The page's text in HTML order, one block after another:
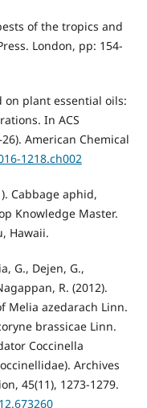
of the tropics and
London, pp: 154-
on plant essential oils:
In ACS
American Chemical
1218.ch002
Cabbage aphid,
Knowledge Master.
Hawaii.
G., Dejen, G.,
R. (2012).
Melia azedarach Linn.
brassicae Linn.
Coccinella
Archives
45(11), 1273-1279.